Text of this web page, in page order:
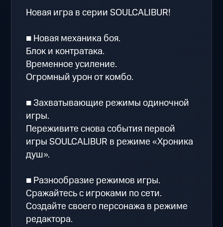
Новая игра в серии SOULCALIBUR!
■ Новая механика боя.
Блок и контратака.
Временное усиление.
Огромный урон от комбо.
■ Захватывающие режимы одиночной
игры.
Переживите снова события первой
игры SOULCALIBUR в режиме «Хроника
душ».
■ Разнообразие режимов игры.
Сражайтесь с игроками по сети.
Создайте своего персонажа в режиме
редактора.